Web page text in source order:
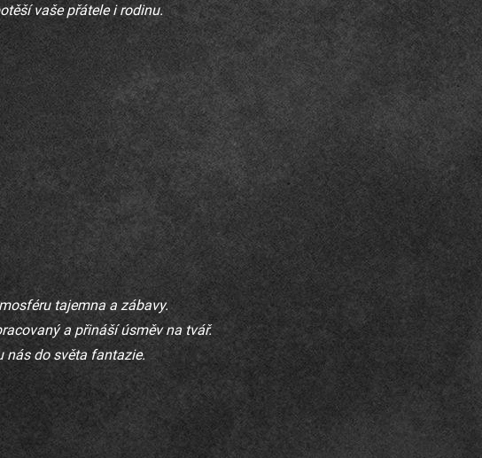
vaše přátele i rodinu.
tajemna a zábavy.
a přináší úsměv na tvář.
nás do světa fantazie.